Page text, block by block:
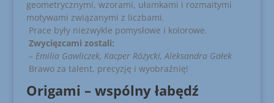
geometrycznymi, wzorami, ułamkami i rozmaitymi
motywami związanymi z liczbami.
Prace były niezwykle pomysłowe i kolorowe.
Zwycięzcami zostali:
– Emilia Gawliczek, Kacper Różycki, Aleksandra Gałek
Brawo za talent, precyzję i wyobraźnię!
Origami – wspólny łabędź